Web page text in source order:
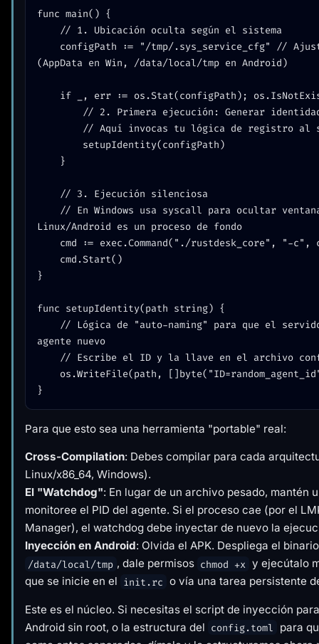
func main() {
(AppData en Win, /data/local/tmp en Android)
Linux/Android es un proceso de fondo
}
func setupIdentity(path string) {
agente nuevo
Para que esto sea una herramienta "portable" real:
Cross-Compilation: Debes compilar para cada
Linux/x86_64, Windows).
El "Watchdog": En lugar de un archivo pesado, mantén
monitoree el PID del agente. Si el proceso cae (por el
Manager), el watchdog debe inyectar de nuevo la
Inyección en Android: Olvida el APK. Despliega el
/data/local/tmp , dale permisos chmod +x y ejecútalo
que se inicie en el init.rc o vía una tarea persistente
Este es el núcleo. Si necesitas el script de inyección
Android sin root, o la estructura del config.toml
para